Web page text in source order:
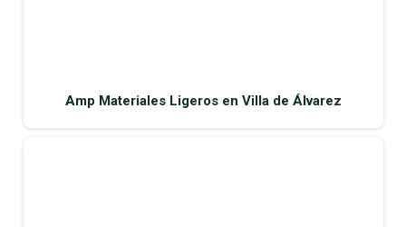
Amp Materiales Ligeros en Villa de Álvarez